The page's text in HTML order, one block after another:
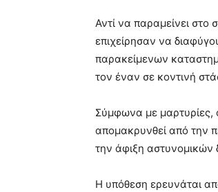
Αντί να παραμείνει στο
επιχείρησαν να
παρακείμενων
τον έναν σε κοντινή
Σύμφωνα με μαρτυρίες,
απομακρυνθεί από την
την άφιξη αστυνομικών
Η υπόθεση ερευνάται